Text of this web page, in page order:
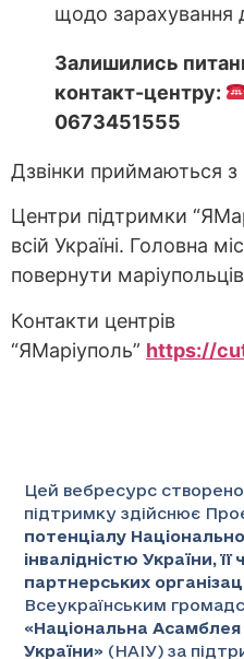
щодо зарахування
Залишились
контакт-центру:
0673451555
Дзвінки приймаються з
Центри підтримки
всій Україні. Головна
повернути
Контакти центрів
“ЯМаріуполь” https://
Цей вебресурс створено
підтримку здійснює
потенціалу
інвалідністю України, її
партнерських
Всеукраїнським
«Національна Асамблея
України» (НАІУ) за